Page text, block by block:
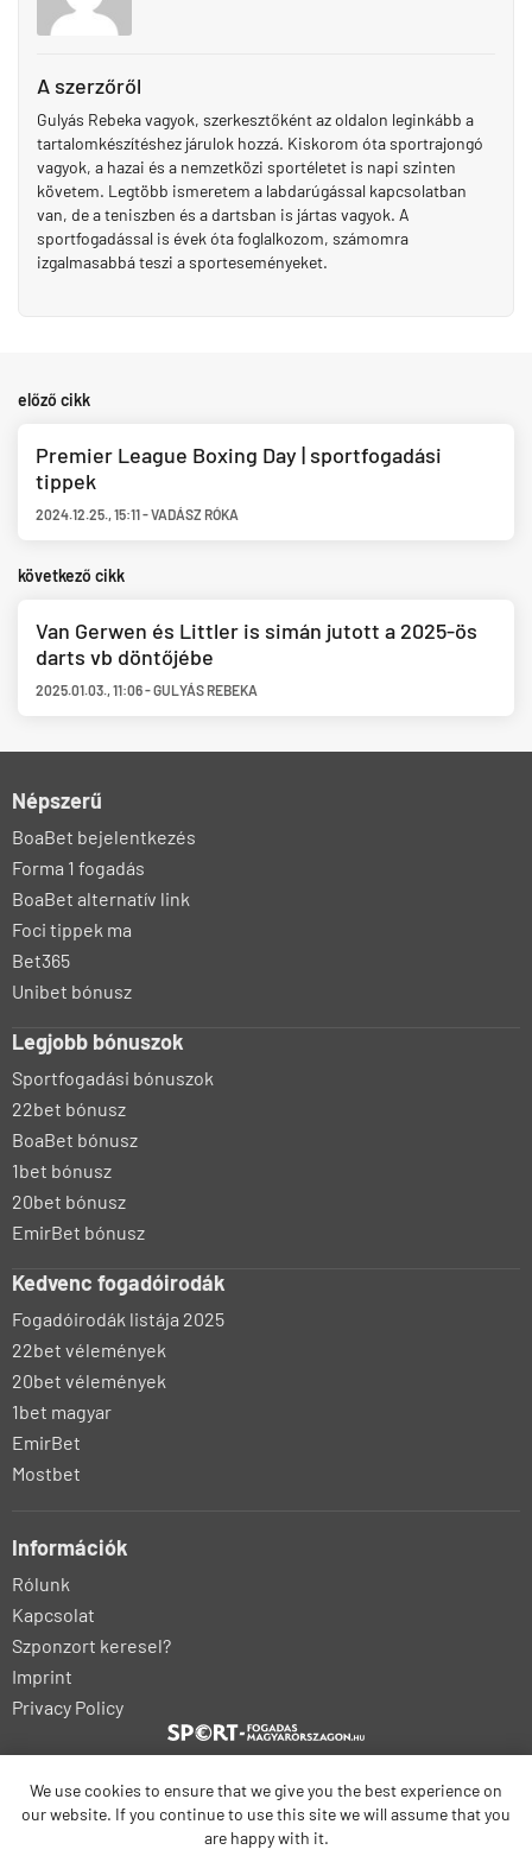
A szerzőről
Gulyás Rebeka vagyok, szerkesztőként az oldalon leginkább a
tartalomkészítéshez járulok hozzá. Kiskorom óta sportrajongó
vagyok, a hazai és a nemzetközi sportéletet is napi szinten
követem. Legtöbb ismeretem a labdarúgással kapcsolatban
van, de a teniszben és a dartsban is jártas vagyok. A
sportfogadással is évek óta foglalkozom, számomra
izgalmasabbá teszi a sporteseményeket.
előző cikk
Premier League Boxing Day | sportfogadási
tippek
2024.12.25.,15:11-VADÁSZ RÓKA
következő cikk
Van Gerwen és Littler is simán jutott a 2025-ös
darts vb döntőjébe
2025.01.03.,11:06-GULYÁS REBEKA
Népszerű
BoaBet bejelentkezés
Forma 1 fogadás
BoaBet alternatív link
Foci tippek ma
Bet365
Unibet bónusz
Legjobb bónuszok
Sportfogadási bónuszok
22bet bónusz
BoaBet bónusz
1bet bónusz
20bet bónusz
EmirBet bónusz
Kedvenc fogadóirodák
Fogadóirodák listája 2025
22bet vélemények
20bet vélemények
1bet magyar
EmirBet
Mostbet
Információk
Rólunk
Kapcsolat
Szponzort keresel?
Imprint
Privacy Policy
bonus-betting.dk
bonus-parissportifs-gratuits.com
kalyteri-stoiximatiki.gr
We use cookies to ensure that we give you the best experience on
our website. If you continue to use this site we will assume that you
are happy with it.